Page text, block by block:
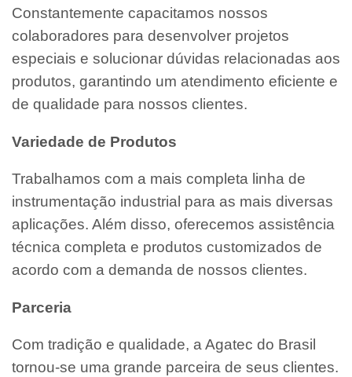
Constantemente capacitamos nossos
colaboradores para desenvolver projetos
especiais e solucionar dúvidas relacionadas aos
produtos, garantindo um atendimento eficiente e
de qualidade para nossos clientes.
Variedade de Produtos
Trabalhamos com a mais completa linha de
instrumentação industrial para as mais diversas
aplicações. Além disso, oferecemos assistência
técnica completa e produtos customizados de
acordo com a demanda de nossos clientes.
Parceria
Com tradição e qualidade, a Agatec do Brasil
tornou-se uma grande parceira de seus clientes.